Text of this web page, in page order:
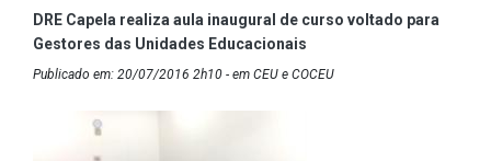
DRE Capela realiza aula inaugural de curso voltado para
Gestores das Unidades Educacionais
Publicado em: 20/07/2016 2h10 - em CEU e COCEU